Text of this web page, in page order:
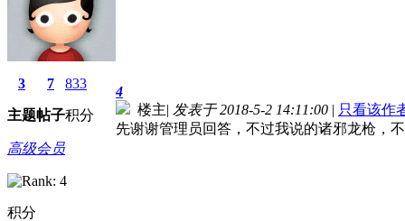
3
主题
7
帖子
833
积分
高级会员
积分
4
楼主| 发表于 2018-5-2 14:11:00 | 只看该作
先谢谢管理员回答，不过我说的诸邪龙枪，